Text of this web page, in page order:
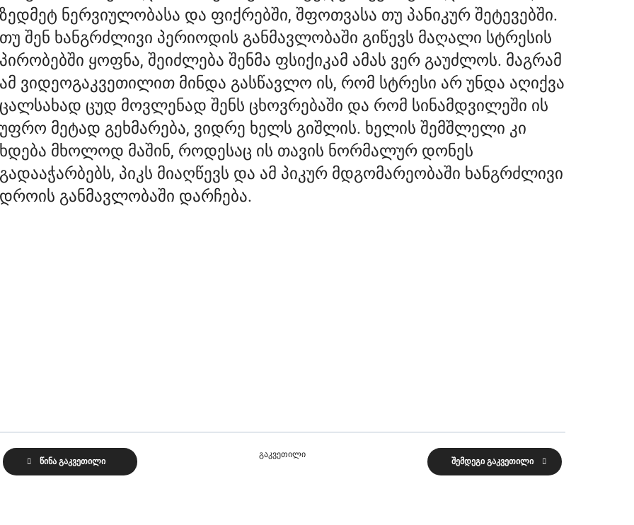
ზედმეტ ნერვიულობასა და ფიქრებში, შფოთვასა თუ პანიკურ შეტევებში.
თუ შენ ხანგრძლივი პერიოდის განმავლობაში გიწევს მაღალი სტრესის
პირობებში ყოფნა, შეიძლება შენმა ფსიქიკამ ამას ვერ გაუძლოს. მაგრამ
ამ ვიდეოგაკვეთილით მინდა გასწავლო ის, რომ სტრესი არ უნდა აღიქვა
ცალსახად ცუდ მოვლენად შენს ცხოვრებაში და რომ სინამდვილეში ის
უფრო მეტად გეხმარება, ვიდრე ხელს გიშლის. ხელის შემშლელი კი
ხდება მხოლოდ მაშინ, როდესაც ის თავის ნორმალურ დონეს
გადააჭარბებს, პიკს მიაღწევს და ამ პიკურ მდგომარეობაში ხანგრძლივი
დროის განმავლობაში დარჩება.
წინა გაკვეთილი
გაკვეთილი
შემდეგი გაკვეთილი